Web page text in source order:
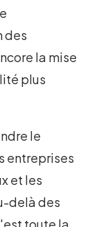
des
la mise
plus
le
entreprises
et les
delà des